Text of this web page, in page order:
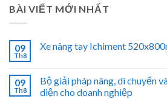
BÀI VIẾT MỚI NHẤT
09
Th8
Xe nâng tay Ichiment
09
Th8
Bộ giải pháp nâng, di chuyển
diện cho doanh nghiệp